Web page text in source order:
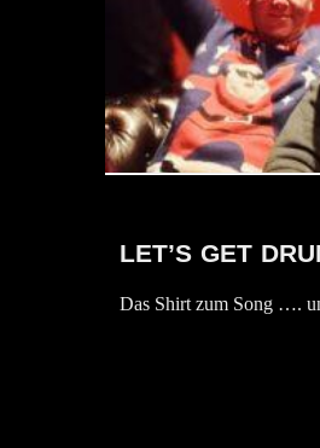
LET’S GET
Das Shirt zum Song ….